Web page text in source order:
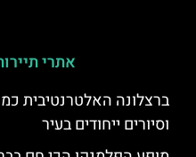
אתרי
ברצלונה האלטרנטיבית
וסיורים ייחודים בעיר